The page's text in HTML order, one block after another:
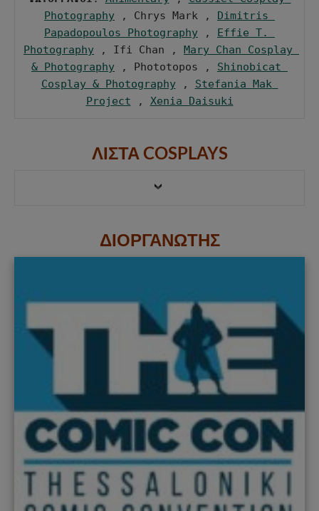
Photography , Chrys Mark , Dimitris
Papadopoulos Photography , Effie T.
Photography , Ifi Chan , Mary Chan Cosplay
& Photography , Phototopos , Shinobicat
Cosplay & Photography , Stefania Mak
Project , Xenia Daisuki
ΛΙΣΤΑ COSPLAYS
ΔΙΟΡΓΑΝΩΤΗΣ